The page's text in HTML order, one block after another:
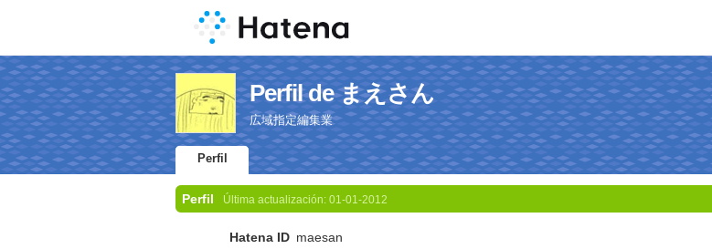
Perfil de まえさん
広域指定編集業
Perfil
Perfil Última actualización: 01-01-2012
Hatena ID maesan